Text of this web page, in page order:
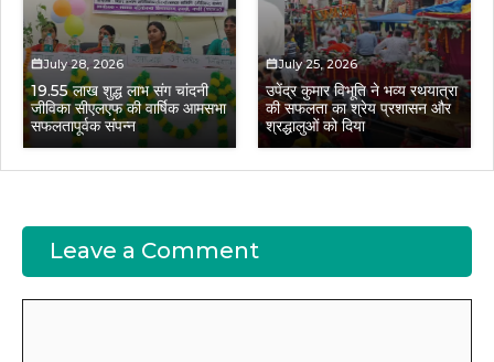
July 28, 2026
19.55 लाख शुद्ध लाभ संग चांदनी
जीविका सीएलएफ की वार्षिक आमसभा
सफलतापूर्वक संपन्न
July 25, 2026
उपेंद्र कुमार विभूति ने भव्य रथयात्रा
की सफलता का श्रेय प्रशासन और
श्रद्धालुओं को दिया
Leave a Comment